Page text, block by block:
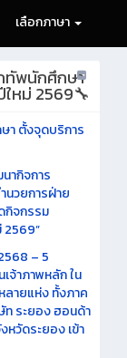
เลือกภาษา
ทัพนักศึกษา
หม่ 2569🔧
า ตั้งจุดบริการ
ากิจการ
นวยการฝ่าย
กิจกรรม
2569”
– 5
จ้าภาพหลัก ใน
ลายแห่ง ทั้งภาค
ท ระยอง ฮอนด้า
หวัดระยอง เข้า